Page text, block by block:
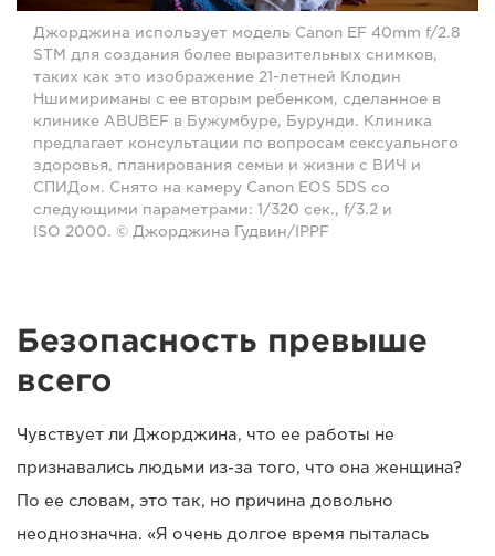
Джорджина использует модель Canon EF 40mm f/2.8
STM для создания более выразительных снимков,
таких как это изображение 21-летней Клодин
Ншимириманы с ее вторым ребенком, сделанное в
клинике ABUBEF в Бужумбуре, Бурунди. Клиника
предлагает консультации по вопросам сексуального
здоровья, планирования семьи и жизни с ВИЧ и
СПИДом. Снято на камеру Canon EOS 5DS со
следующими параметрами: 1/320 сек., f/3.2 и
ISO 2000. © Джорджина Гудвин/IPPF
Безопасность превыше
всего
Чувствует ли Джорджина, что ее работы не
признавались людьми из-за того, что она женщина?
По ее словам, это так, но причина довольно
неоднозначна. «Я очень долгое время пыталась